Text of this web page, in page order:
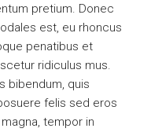
pretium. Donec
est, eu rhoncus
penatibus et
ridiculus mus.
bibendum, quis
felis sed eros
tempor in